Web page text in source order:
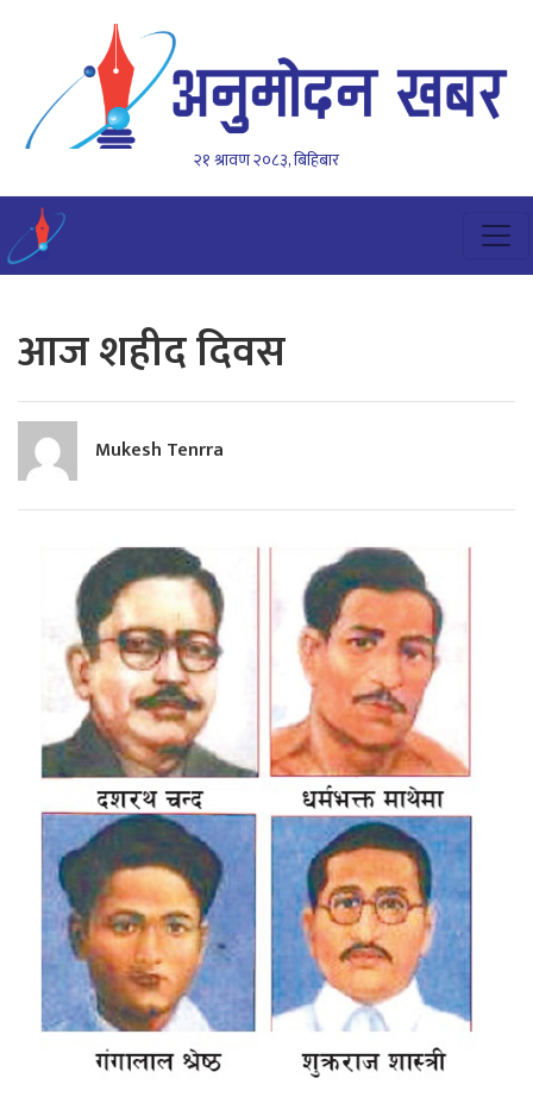
२१ श्रावण २०८३, बिहिबार
आज शहीद दिवस
Mukesh Tenrra